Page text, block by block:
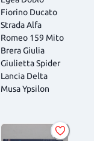
Fiorino Ducato
Strada Alfa
Romeo 159 Mito
Brera Giulia
Giulietta Spider
Lancia Delta
Musa Ypsilon